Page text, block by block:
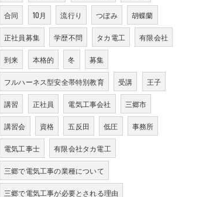
合同 10月 流行り つぼみ 胡蝶蘭
正社員募集 学歴不問 タカ電工 有限会社
到来 本格的 冬 募集
フルハーネス型安全帯特別教育 受講 王子
講習 正社員 電気工事会社 三郷市
講習会 資格 五反田 低圧 事務所
電気工事士 有限会社タカ電工
三郷で電気工事の業種について
三郷で電気工事が必要とされる理由